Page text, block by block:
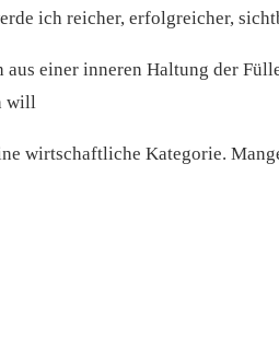
ich reicher, erfolgreicher,
aus einer inneren Haltung der
will
wirtschaftliche Kategorie.